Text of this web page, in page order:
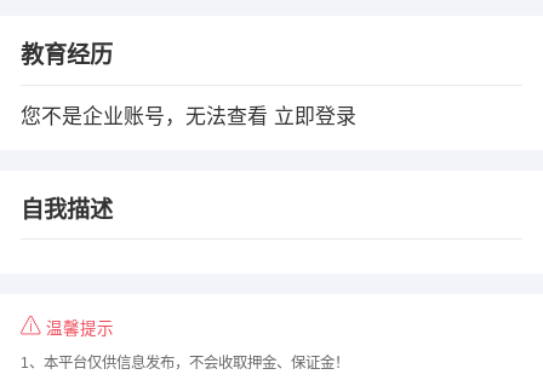
教育经历
您不是企业账号，无法查看 立即登录
自我描述
温馨提示
1、本平台仅供信息发布，不会收取押金、保证金！